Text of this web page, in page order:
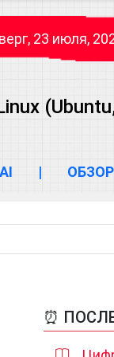
23 июля,
AI |
⏰